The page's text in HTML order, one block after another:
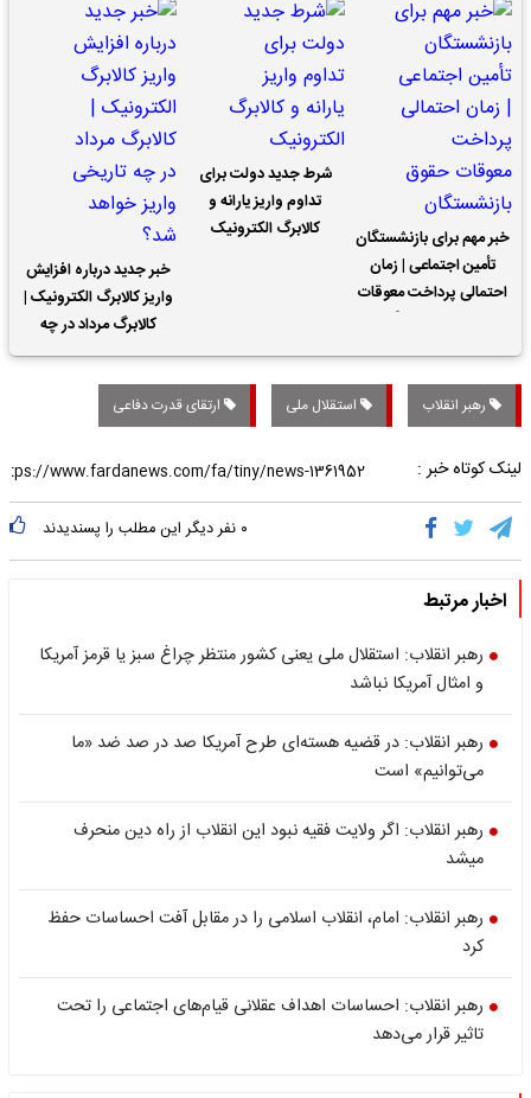
خبر مهم برای بازنشستگان
تأمین اجتماعی | زمان
احتمالی پرداخت معوقات
شرط جدید دولت برای
تداوم واریز یارانه و
کالابرگ الکترونیک
خبر جدید درباره افزایش
واریز کالابرگ الکترونیک |
کالابرگ مرداد در چه
تاریخی واریز خواهد شد؟
رهبر انقلاب استقلال ملی ارتقای قدرت دفاعی
لینک کوتاه خبر :
۰ نفر دیگر این مطلب را پسندیدند
اخبار مرتبط
رهبر انقلاب: استقلال ملی یعنی کشور منتظر چراغ سبز یا قرمز آمریکا
و امثال آمریکا نباشد
رهبر انقلاب: در قضیه هسته‌ای طرح آمریکا صد در صد ضد «ما
می‌توانیم» است
رهبر انقلاب: اگر ولایت فقیه نبود این انقلاب از راه دین منحرف
میشد
رهبر انقلاب: امام، انقلاب اسلامی را در مقابل آفت احساسات حفظ
کرد
رهبر انقلاب: احساسات اهداف عقلانی قیام‌های اجتماعی را تحت
تاثیر قرار می‌دهد